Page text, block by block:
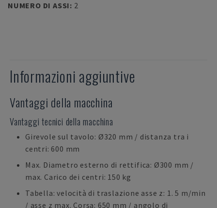
NUMERO DI ASSI: 2
Informazioni aggiuntive
Vantaggi della macchina
Vantaggi tecnici della macchina
Girevole sul tavolo: Ø320 mm / distanza tra i
centri: 600 mm
Max. Diametro esterno di rettifica: Ø300 mm /
max. Carico dei centri: 150 kg
Tabella: velocità di traslazione asse z: 1. 5 m/min
/ asse z max. Corsa: 650 mm / angolo di